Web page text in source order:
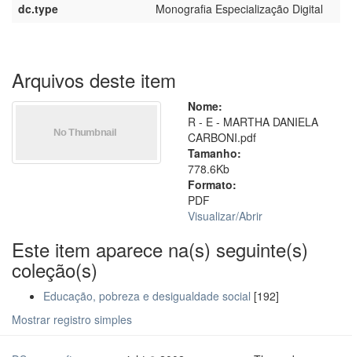
dc.type
Monografia Especialização Digital
Arquivos deste item
Nome:
R - E - MARTHA DANIELA
CARBONI.pdf
Tamanho:
778.6Kb
Formato:
PDF
Visualizar/Abrir
Este item aparece na(s) seguinte(s)
coleção(s)
Educação, pobreza e desigualdade social [192]
Mostrar registro simples